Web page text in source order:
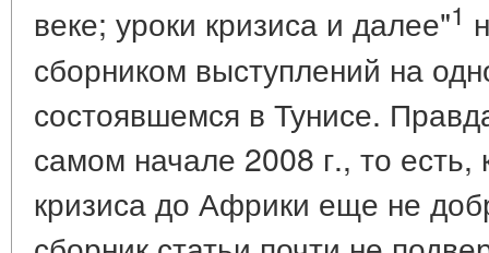
веке; уроки кризиса и далее"1
сборником выступлений на
состоявшемся в Тунисе.
самом начале 2008 г., то есть,
кризиса до Африки еще не